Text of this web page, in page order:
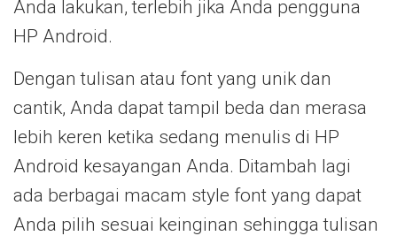
Anda lakukan, terlebih jika Anda pengguna
HP Android.
Dengan tulisan atau font yang unik dan
cantik, Anda dapat tampil beda dan merasa
lebih keren ketika sedang menulis di HP
Android kesayangan Anda. Ditambah lagi
ada berbagai macam style font yang dapat
Anda pilih sesuai keinginan sehingga tulisan